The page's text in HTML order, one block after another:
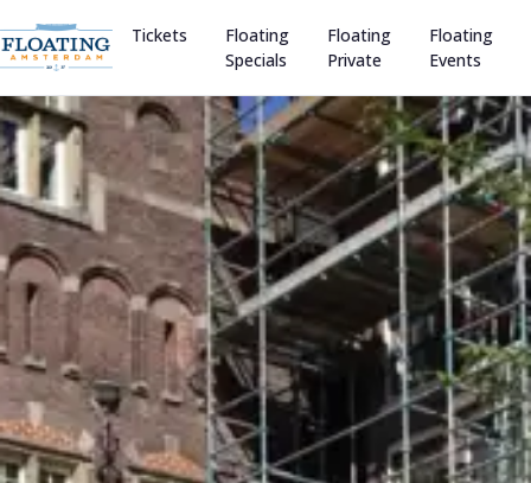
Tickets
Floating
Specials
Floating
Private
Floating
Events